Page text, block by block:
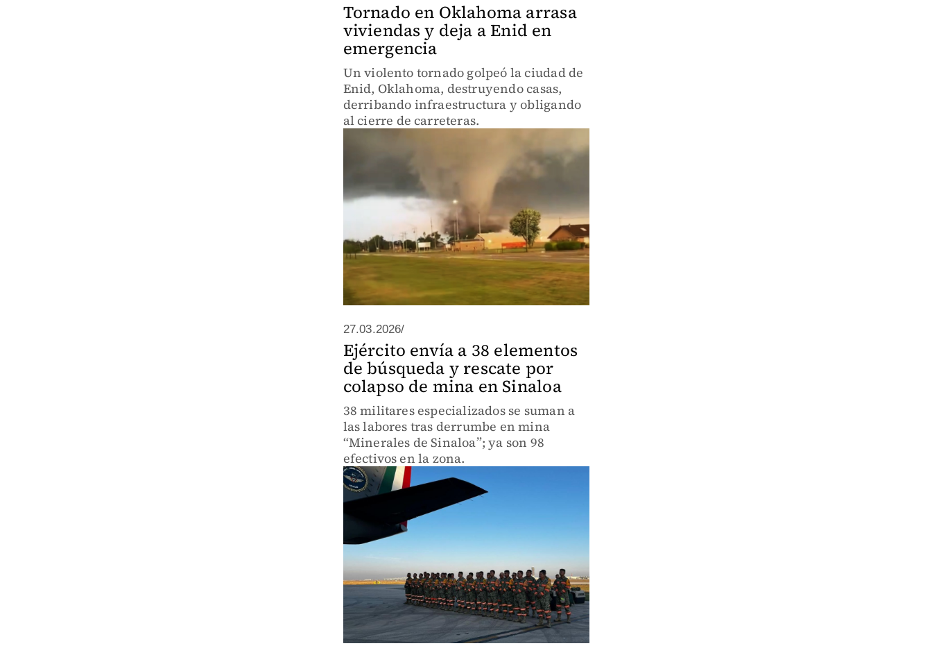
Tornado en Oklahoma arrasa
viviendas y deja a Enid en
emergencia
Un violento tornado golpeó la ciudad de
Enid, Oklahoma, destruyendo casas,
derribando infraestructura y obligando
al cierre de carreteras.
27.03.2026/
Ejército envía a 38 elementos
de búsqueda y rescate por
colapso de mina en Sinaloa
38 militares especializados se suman a
las labores tras derrumbe en mina
“Minerales de Sinaloa”; ya son 98
efectivos en la zona.